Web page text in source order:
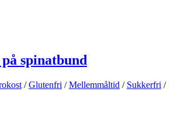
spinatbund
/Glutenfri /Mellemmåltid / Sukkerfri /